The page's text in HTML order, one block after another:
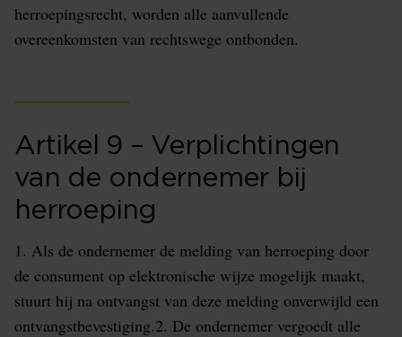
herroepingsrecht, worden alle aanvullende
overeenkomsten van rechtswege ontbonden.
Artikel 9 – Verplichtingen
van de ondernemer bij
herroeping
1. Als de ondernemer de melding van herroeping door
de consument op elektronische wijze mogelijk maakt,
stuurt hij na ontvangst van deze melding onverwijld een
ontvangstbevestiging.2. De ondernemer vergoedt alle